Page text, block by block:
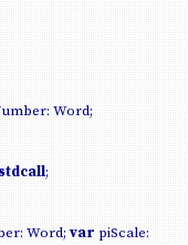
Word;
stdcall;
Word;var piScale: